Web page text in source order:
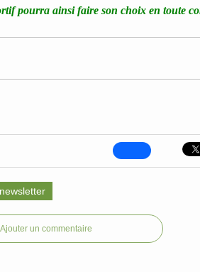
pourra ainsi faire son choix en toute
Ajouter un commentaire